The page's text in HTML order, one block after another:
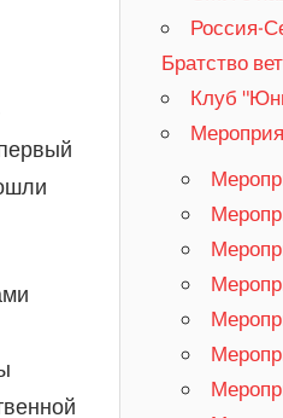
Россия-
Братство
Клуб